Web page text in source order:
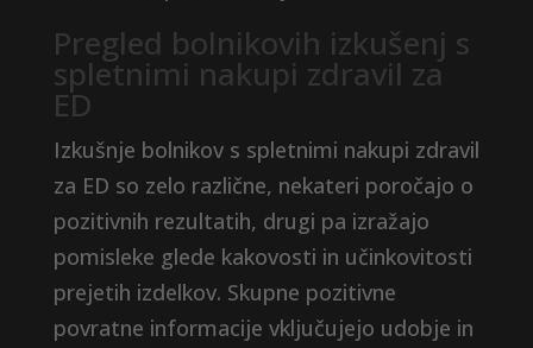
Pregled bolnikovih izkušenj s
spletnimi nakupi zdravil za
ED
Izkušnje bolnikov s spletnimi nakupi zdravil
za ED so zelo različne, nekateri poročajo o
pozitivnih rezultatih, drugi pa izražajo
pomisleke glede kakovosti in učinkovitosti
prejetih izdelkov. Skupne pozitivne
povratne informacije vključujejo udobje in